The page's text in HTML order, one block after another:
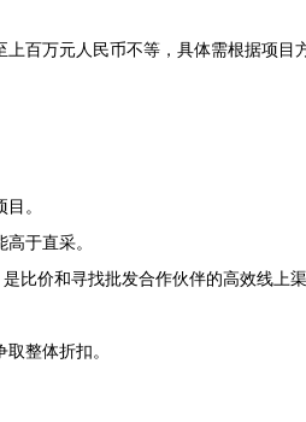
百万元人民币不等，具体需根据项目
。
于直采。
比价和寻找批发合作伙伴的高效线
整体折扣。